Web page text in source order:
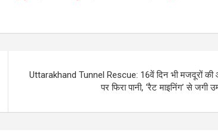
Uttarakhand Tunnel Rescue: 16वें दिन भी मजदूरों
पर फिरा पानी, ‘रैट माइनिंग’ से जगी